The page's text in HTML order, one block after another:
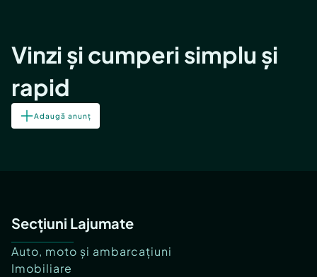
Vinzi și cumperi simplu și
rapid
Adaugă anunț
Secțiuni Lajumate
Auto, moto și ambarcațiuni
Imobiliare